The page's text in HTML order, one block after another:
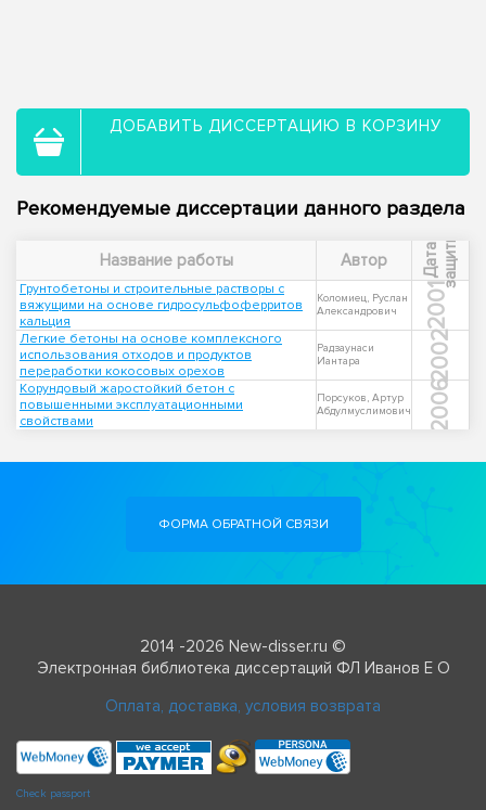
ДОБАВИТЬ ДИССЕРТАЦИЮ В КОРЗИНУ
Рекомендуемые диссертации данного раздела
Название работы Автор Д
а
т
а
з
а
щ
и
т ы
Грунтобетоны и строительные растворы с
вяжущими на основе гидросульфоферритов
кальция
Коломиец, Руслан
Александрович
2001
Легкие бетоны на основе комплексного
использования отходов и продуктов
переработки кокосовых орехов
Радзаунаси
Иантара
2002
Корундовый жаростойкий бетон с
повышенными эксплуатационными
свойствами
Порсуков, Артур
Абдулмуслимович
2006
ФОРМА ОБРАТНОЙ СВЯЗИ
2014 -2026 New-disser.ru ©
Электронная библиотека диссертаций ФЛ Иванов Е О
Оплата, доставка, условия возврата
Check passport